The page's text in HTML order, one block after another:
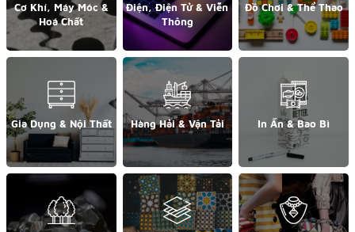
Cơ Khí, Máy Móc &
Hoá Chất
Điện, Điện Tử & Viễn
Thông
Đồ Chơi & Thể Thao
Gia Dụng & Nội Thất Hàng Hải & Vận Tải In Ấn & Bao Bì